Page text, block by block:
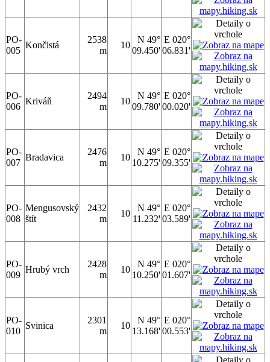
PO-
005
Končistá
2538
m
10
N 49°
09.450'
E 020°
06.831'
PO-
006
Kriváň
2494
m
10
N 49°
09.780'
E 020°
00.020'
PO-
007
Bradavica
2476
m
10
N 49°
10.275'
E 020°
09.355'
PO-
008
Mengusovský
štít
2432
m
10
N 49°
11.232'
E 020°
03.589'
PO-
009
Hrubý vrch
2428
m
10
N 49°
10.250'
E 020°
01.607'
PO-
010
Svinica
2301
m
10
N 49°
13.168'
E 020°
00.553'